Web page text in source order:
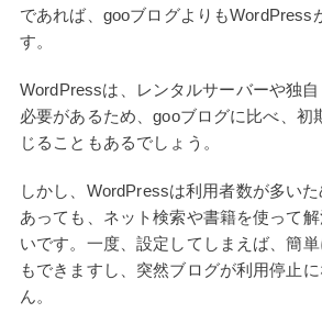
であれば、gooブログよりもWordPress
す。
WordPressは、レンタルサーバーや独
必要があるため、gooブログに比べ、初
じることもあるでしょう。
しかし、WordPressは利用者数が多い
あっても、ネット検索や書籍を使って
いです。一度、設定してしまえば、簡
もできますし、突然ブログが利用停止
ん。